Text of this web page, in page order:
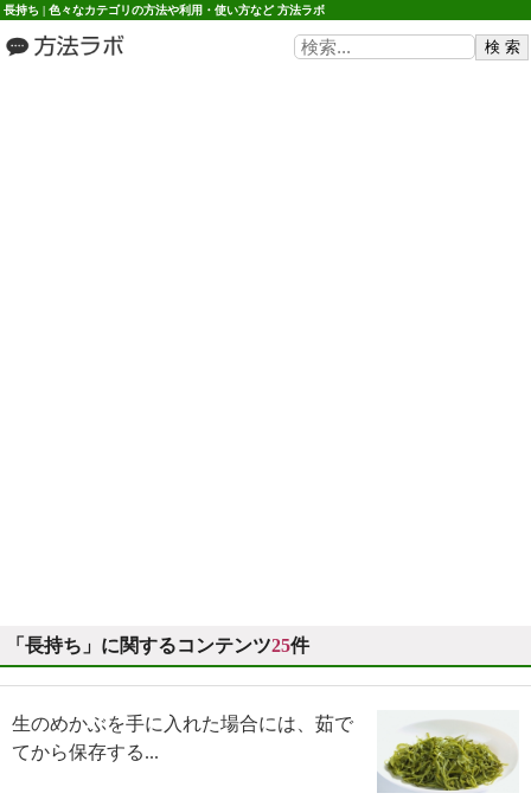
長持ち | 色々なカテゴリの方法や利用・使い方など 方法ラボ
「長持ち」に関するコンテンツ25件
生のめかぶを手に入れた場合には、茹で
てから保存する...